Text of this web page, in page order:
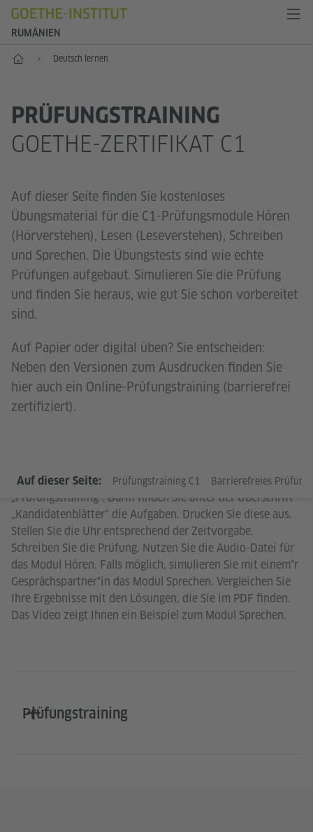
RUMÄNIEN
Start Deutsch lernen
PRÜFUNGSTRAINING
GOETHE-ZERTIFIKAT C1
Auf dieser Seite finden Sie kostenloses
Übungsmaterial für die C1-Prüfungsmodule Hören
(Hörverstehen), Lesen (Leseverstehen), Schreiben
und Sprechen. Die Übungstests sind wie echte
Prüfungen aufgebaut. Simulieren Sie die Prüfung
und finden Sie heraus, wie gut Sie schon vorbereitet
sind.
Auf Papier oder digital üben? Sie entscheiden:
Neben den Versionen zum Ausdrucken finden Sie
hier auch ein Online-Prüfungstraining (barrierefrei
zertifiziert).
Auf dieser Seite: Prüfungstraining C1 Barrierefreies
Sie möchten die Prüfung simulieren? Öffnen Sie das PDF
„Prüfungstraining“. Darin finden Sie unter der Überschrift
„Kandidatenblätter“ die Aufgaben. Drucken Sie diese aus.
Stellen Sie die Uhr entsprechend der Zeitvorgabe.
Schreiben Sie die Prüfung. Nutzen Sie die Audio-Datei für
das Modul Hören. Falls möglich, simulieren Sie mit einem*r
Gesprächspartner*in das Modul Sprechen. Vergleichen Sie
Ihre Ergebnisse mit den Lösungen, die Sie im PDF finden.
Das Video zeigt Ihnen ein Beispiel zum Modul Sprechen.
Prüfungstraining